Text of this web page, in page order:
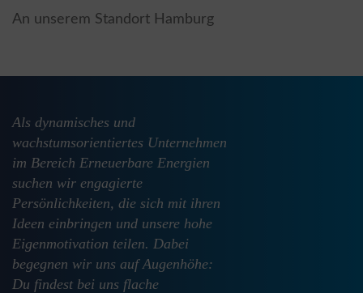
An unserem Standort Hamburg
Als dynamisches und
wachstumsorientiertes Unternehmen
im Bereich Erneuerbare Energien
suchen wir engagierte
Persönlichkeiten, die sich mit ihren
Ideen einbringen und unsere hohe
Eigenmotivation teilen. Dabei
begegnen wir uns auf Augenhöhe:
Du findest bei uns flache